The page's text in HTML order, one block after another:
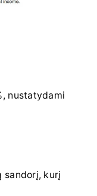
nustatydami
sandorį, kurį